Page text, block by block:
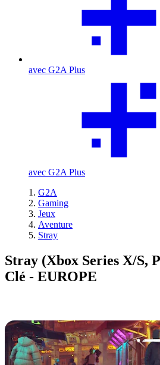
avec G2A Plus
avec G2A Plus
G2A
Gaming
Jeux
Aventure
Stray
Stray (Xbox Series X/S,
Clé - EUROPE